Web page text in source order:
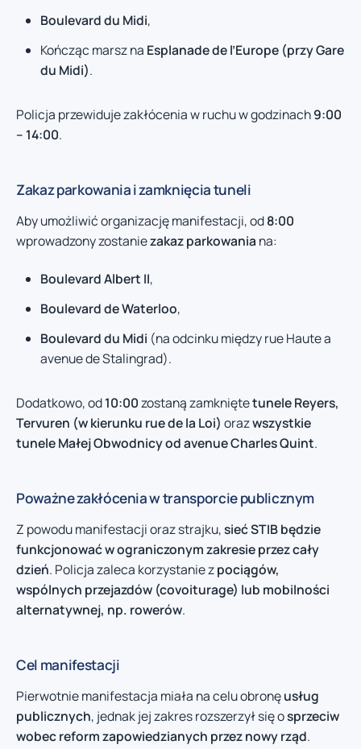
Boulevard du Midi,
Kończąc marsz na Esplanade de l’Europe (przy Gare
du Midi).
Policja przewiduje zakłócenia w ruchu w godzinach9:00
– 14:00.
Zakaz parkowania i zamknięcia tuneli
Aby umożliwić organizację manifestacji, od8:00
wprowadzony zostaniezakaz parkowania na:
Boulevard Albert II,
Boulevard de Waterloo,
Boulevard du Midi (na odcinku między rue Haute a
avenue de Stalingrad).
Dodatkowo, od10:00zostaną zamkniętetunele Reyers,
Tervuren (w kierunku rue de la Loi) orazwszystkie
tunele Małej Obwodnicy od avenue Charles Quint.
Poważne zakłócenia w transporcie publicznym
Z powodu manifestacji oraz strajku,sieć STIB będzie
funkcjonować w ograniczonym zakresie przez cały
dzień. Policja zaleca korzystanie zpociągów,
wspólnych przejazdów (covoiturage) lub mobilności
alternatywnej, np. rowerów.
Cel manifestacji
Pierwotnie manifestacja miała na celu obronęusług
publicznych, jednak jej zakres rozszerzył się osprzeciw
wobec reform zapowiedzianych przez nowy rząd.